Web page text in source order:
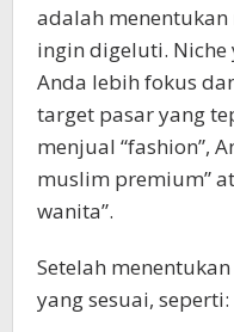
adalah
ingin digeluti. Niche
Anda lebih fokus
target pasar yang
menjual “fashion”,
muslim premium”
wanita”.
Setelah
yang sesuai, seperti: